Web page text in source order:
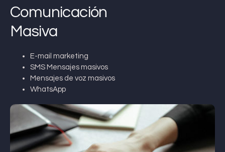
Comunicación
Masiva
E-mail marketing
SMS Mensajes masivos
Mensajes de voz masivos
WhatsApp